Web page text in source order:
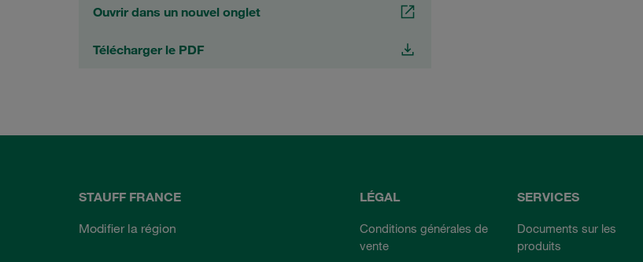
Ouvrir dans un nouvel onglet
Télécharger le PDF
STAUFF FRANCE
Modifier la région
LÉGAL
Conditions générales de
vente
SERVICES
Documents sur les
produits